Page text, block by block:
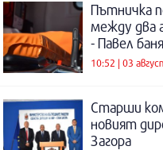
Пътничка
между два
- Павел баня
10:52 | 03
Старши
новият
Загора